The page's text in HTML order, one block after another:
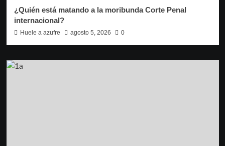
¿Quién está matando a la moribunda Corte Penal
internacional?
Huele a azufre agosto 5, 2026 0